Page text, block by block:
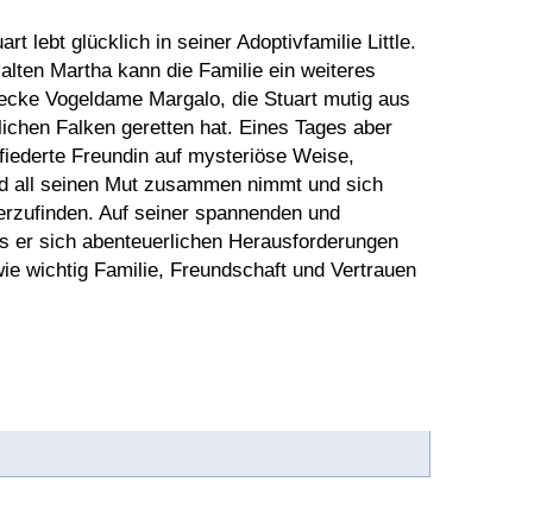
lebt glücklich in seiner Adoptivfamilie Little.
Martha kann die Familie ein weiteres
Vogeldame Margalo, die Stuart mutig aus
Falken geretten hat. Eines Tages aber
Freundin auf mysteriöse Weise,
all seinen Mut zusammen nimmt und sich
Auf seiner spannenden und
er sich abenteuerlichen Herausforderungen
wichtig Familie, Freundschaft und Vertrauen